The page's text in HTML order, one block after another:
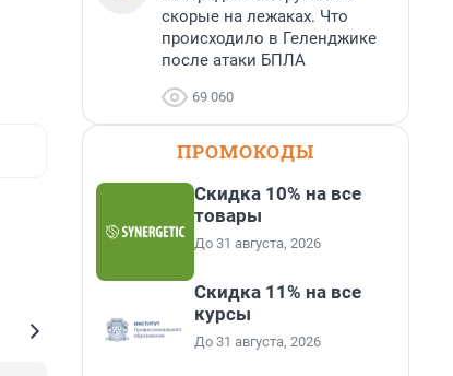
скорые на лежаках. Что
происходило в Геленджике
после атаки БПЛА
69 060
ПРОМОКОДЫ
Скидка 10% на все
товары
До 31 августа, 2026
Скидка 11% на все
курсы
До 31 августа, 2026